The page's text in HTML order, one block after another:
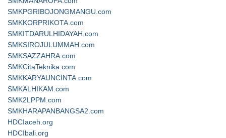
SMKPGRIBOJONGMANGU.com
SMKKORPRIKOTA.com
SMKITDARULHIDAYAH.com
SMKSIROJULUMMAH.com
SMKSAZZAHRA.com
SMKCitaTeknika.com
SMKKARYAUNCINTA.com
SMKALHIKAM.com
SMK2LPPM.com
SMKHARAPANBANGSA2.com
HDCIaceh.org
HDCIbali.org